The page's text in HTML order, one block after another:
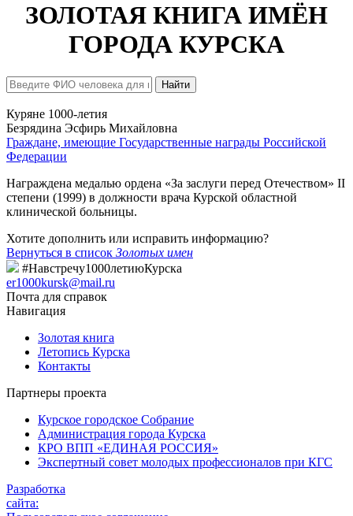
ЗОЛОТАЯ КНИГА ИМЁН
ГОРОДА КУРСКА
Найти
Куряне 1000-летия
Безрядина Эсфирь Михайловна
Граждане, имеющие Государственные награды Российской
Федерации
Награждена медалью ордена «За заслуги перед Отечеством» II
степени (1999) в должности врача Курской областной
клинической больницы.
Хотите дополнить или исправить информацию?
Вернуться в список Золотых имен
#Навстречу1000летиюКурска
er1000kursk@mail.ru
Почта для справок
Навигация
Золотая книга
Летопись Курска
Контакты
Партнеры проекта
Курское городское Собрание
Администрация города Курска
КРО ВПП «ЕДИНАЯ РОССИЯ»
Экспертный совет молодых профессионалов при КГС
Разработка
сайта: